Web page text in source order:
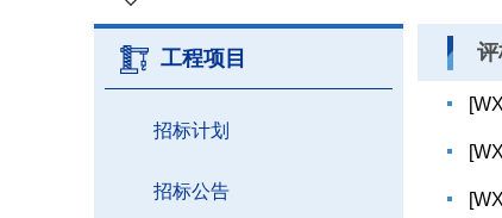
工程项目
招标计划
招标公告